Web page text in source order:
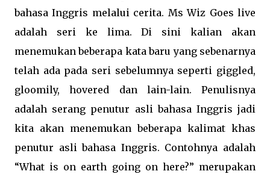
bahasa Inggris melalui cerita. Ms Wiz Goes live
adalah seri ke lima. Di sini kalian akan
menemukan beberapa kata baru yang sebenarnya
telah ada pada seri sebelumnya seperti giggled,
gloomily, hovered dan lain-lain. Penulisnya
adalah serang penutur asli bahasa Inggris jadi
kita akan menemukan beberapa kalimat khas
penutur asli bahasa Inggris. Contohnya adalah
“What is on earth going on here?” merupakan